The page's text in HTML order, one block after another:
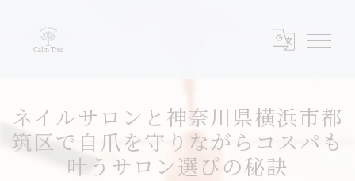
ネイルサロンと神奈川県横浜市都
筑区で自爪を守りながらコスパも
叶うサロン選びの秘訣